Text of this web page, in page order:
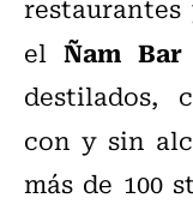
el Ñam Bar
destilados,
con y sin
más de 100